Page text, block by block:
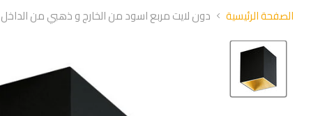
الصفحة الرئيسية دون لايت مربع اسود من الخارج و ذهبي من الداخل